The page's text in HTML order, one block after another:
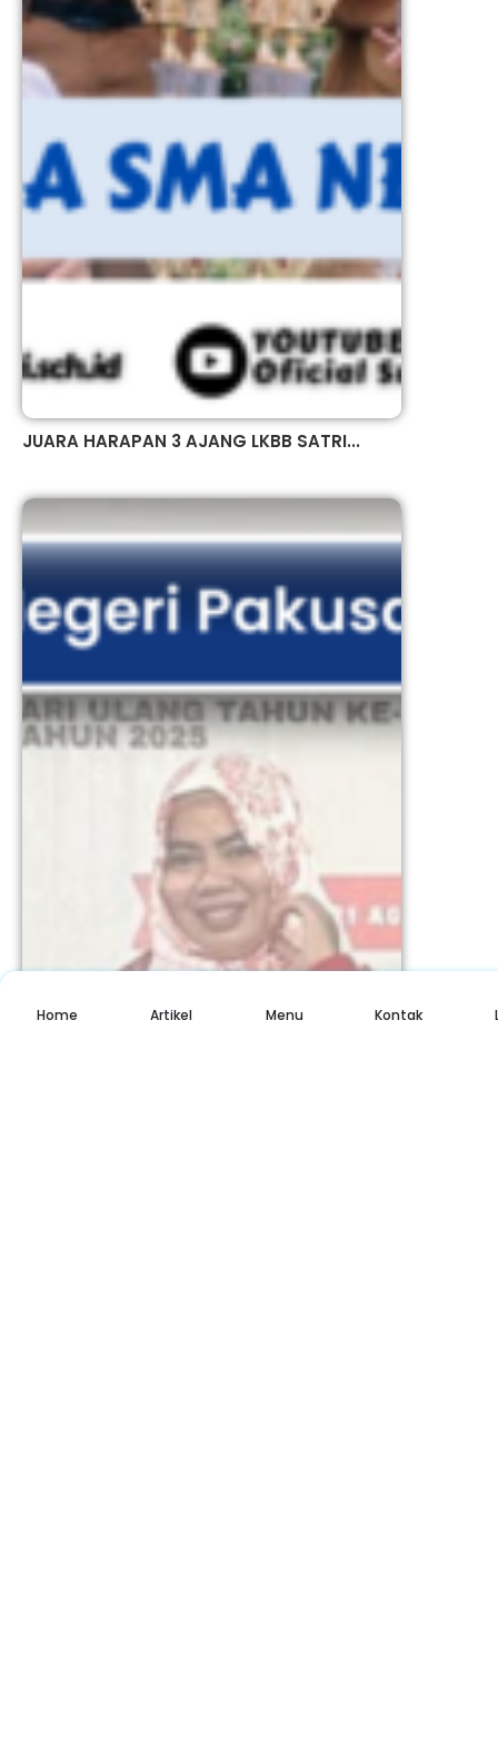
JUARA HARAPAN 3 AJANG LKBB SATRI...
Home Artikel Menu Kontak